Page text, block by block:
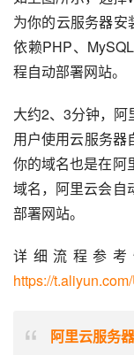
为你的云服务器安
依赖PHP、
程自动部署网站。
大约2、3分钟，阿
用户使用云服务器
你的域名也是在阿
域名，阿里云会自
部署网站。
详细流程参考
https://
阿里云服务